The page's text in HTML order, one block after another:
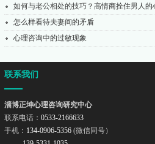
如何与老公相处的技巧？高情商拴住男人的
怎么样看待夫妻间的矛盾
心理咨询中的过敏现象
联系我们
淄博正坤心理咨询研究中心
联系电话： 0533-2166633
手机： 134-0906-5356 (微信同号）